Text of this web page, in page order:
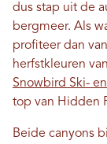
dus stap uit de
bergmeer. Als
profiteer dan
herfstkleuren
Snowbird Ski-
top van Hidden
Beide canyons